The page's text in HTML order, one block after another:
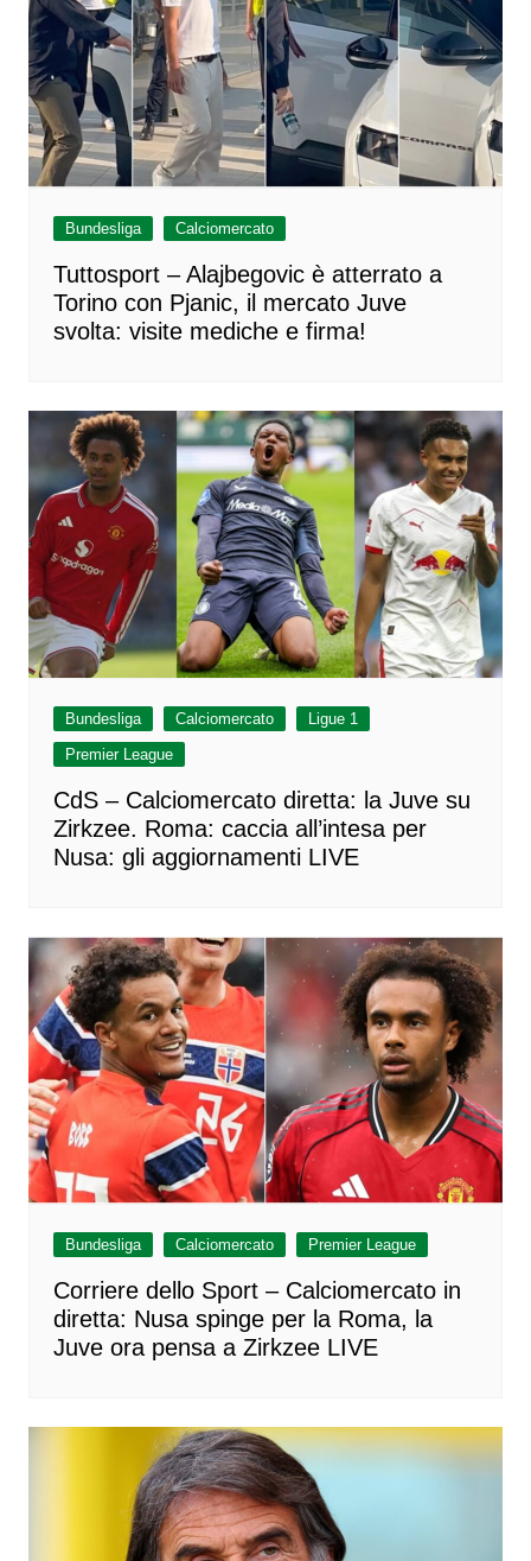
Bundesliga Calciomercato
Tuttosport – Alajbegovic è atterrato a
Torino con Pjanic, il mercato Juve
svolta: visite mediche e firma!
Bundesliga Calciomercato
Ligue 1
Premier League
CdS – Calciomercato diretta: la Juve su
Zirkzee. Roma: caccia all’intesa per
Nusa: gli aggiornamenti LIVE
Bundesliga Calciomercato Premier League
Corriere dello Sport – Calciomercato in
diretta: Nusa spinge per la Roma, la
Juve ora pensa a Zirkzee LIVE